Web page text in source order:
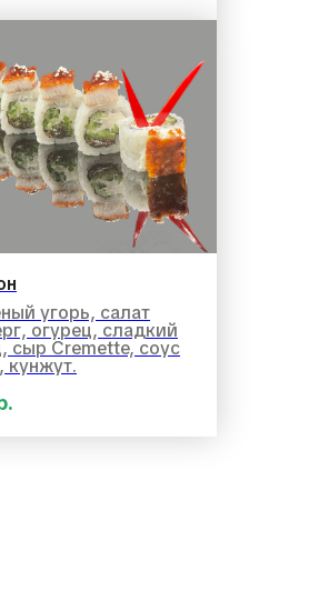
угорь, салат
огурец, сладкий
сыр Сremette, соус
кунжут.